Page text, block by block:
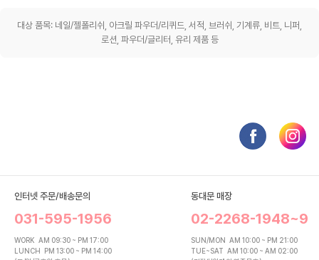
대상 품목: 네일/젤폴리쉬, 아크릴 파우더/리퀴드, 서적, 브러쉬, 기계류, 비트, 니퍼,
로션, 파우더/글리터, 유리 제품 등
인터넷 주문/배송문의
031-595-1956
WORK AM 09:30 ~ PM 17:00
LUNCH
PM 13:00 ~ PM 14:00
동대문 매장
02-2268-1948~9
SUN/MON AM 10:00 ~ PM 21:00
TUE~SAT AM 10:00 ~ AM 02:00